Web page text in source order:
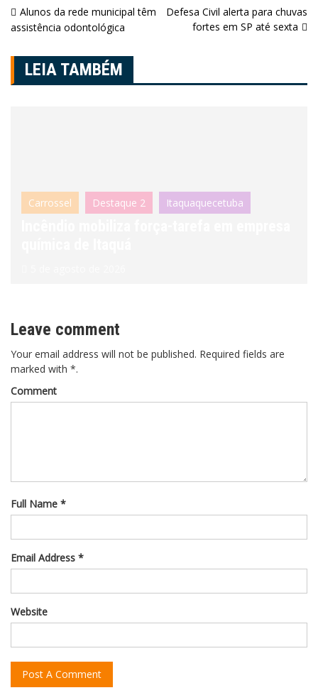
Navegação
Post
Alunos da rede municipal têm
assistência odontológica
Defesa Civil alerta para chuvas
fortes em SP até sexta
LEIA TAMBÉM
Carrossel Destaque 2 Itaquaquecetuba
Leave comment
Your email address will not be published. Required fields are
marked with *.
Comment
Full Name *
Email Address *
Website